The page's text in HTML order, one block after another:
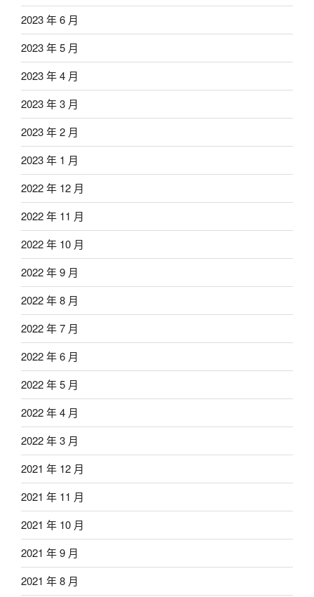
2023 年 6 月
2023 年 5 月
2023 年 4 月
2023 年 3 月
2023 年 2 月
2023 年 1 月
2022 年 12 月
2022 年 11 月
2022 年 10 月
2022 年 9 月
2022 年 8 月
2022 年 7 月
2022 年 6 月
2022 年 5 月
2022 年 4 月
2022 年 3 月
2021 年 12 月
2021 年 11 月
2021 年 10 月
2021 年 9 月
2021 年 8 月